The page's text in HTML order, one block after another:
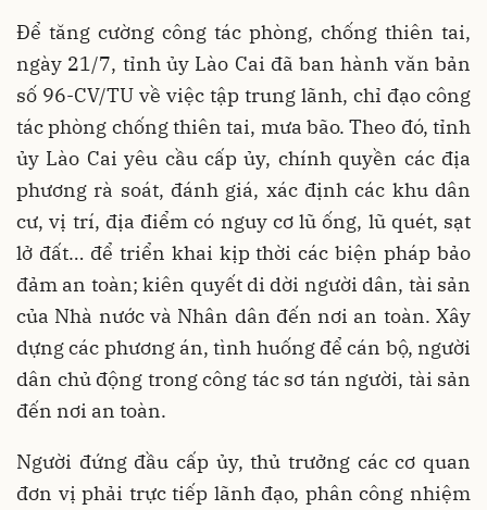
Để tăng cường công tác phòng, chống thiên tai,
ngày 21/7, tỉnh ủy Lào Cai đã ban hành văn bản
số 96-CV/TU về việc tập trung lãnh, chỉ đạo công
tác phòng chống thiên tai, mưa bão. Theo đó, tỉnh
ủy Lào Cai yêu cầu cấp ủy, chính quyền các địa
phương rà soát, đánh giá, xác định các khu dân
cư, vị trí, địa điểm có nguy cơ lũ ống, lũ quét, sạt
lở đất… để triển khai kịp thời các biện pháp bảo
đảm an toàn; kiên quyết di dời người dân, tài sản
của Nhà nước và Nhân dân đến nơi an toàn. Xây
dựng các phương án, tình huống để cán bộ, người
dân chủ động trong công tác sơ tán người, tài sản
đến nơi an toàn.
Người đứng đầu cấp ủy, thủ trưởng các cơ quan
đơn vị phải trực tiếp lãnh đạo, phân công nhiệm